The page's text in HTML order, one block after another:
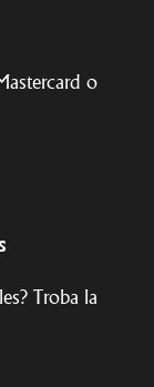
o
Troba la